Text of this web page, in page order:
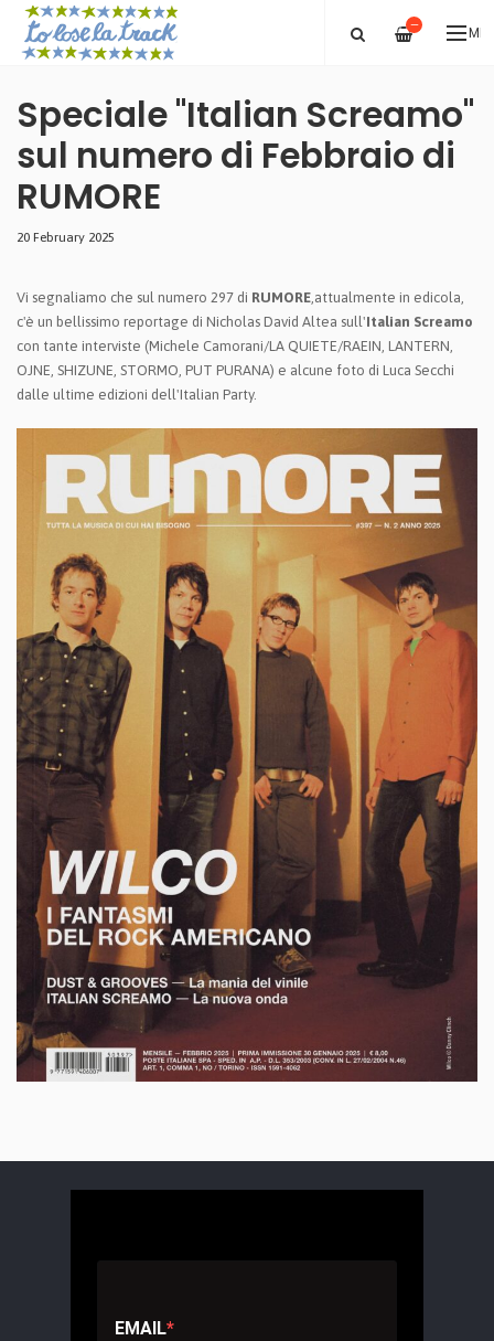
—
Speciale "Italian Screamo"
sul numero di Febbraio di
RUMORE
20 February 2025
Vi segnaliamo che sul numero 297 di RUMORE ,attualmente in edicola,
c'è un bellissimo reportage di Nicholas David Altea sull'Italian Screamo
con tante interviste (Michele Camorani/LA QUIETE/RAEIN, LANTERN,
OJNE, SHIZUNE, STORMO, PUT PURANA) e alcune foto di Luca Secchi
dalle ultime edizioni dell'Italian Party.
EMAIL